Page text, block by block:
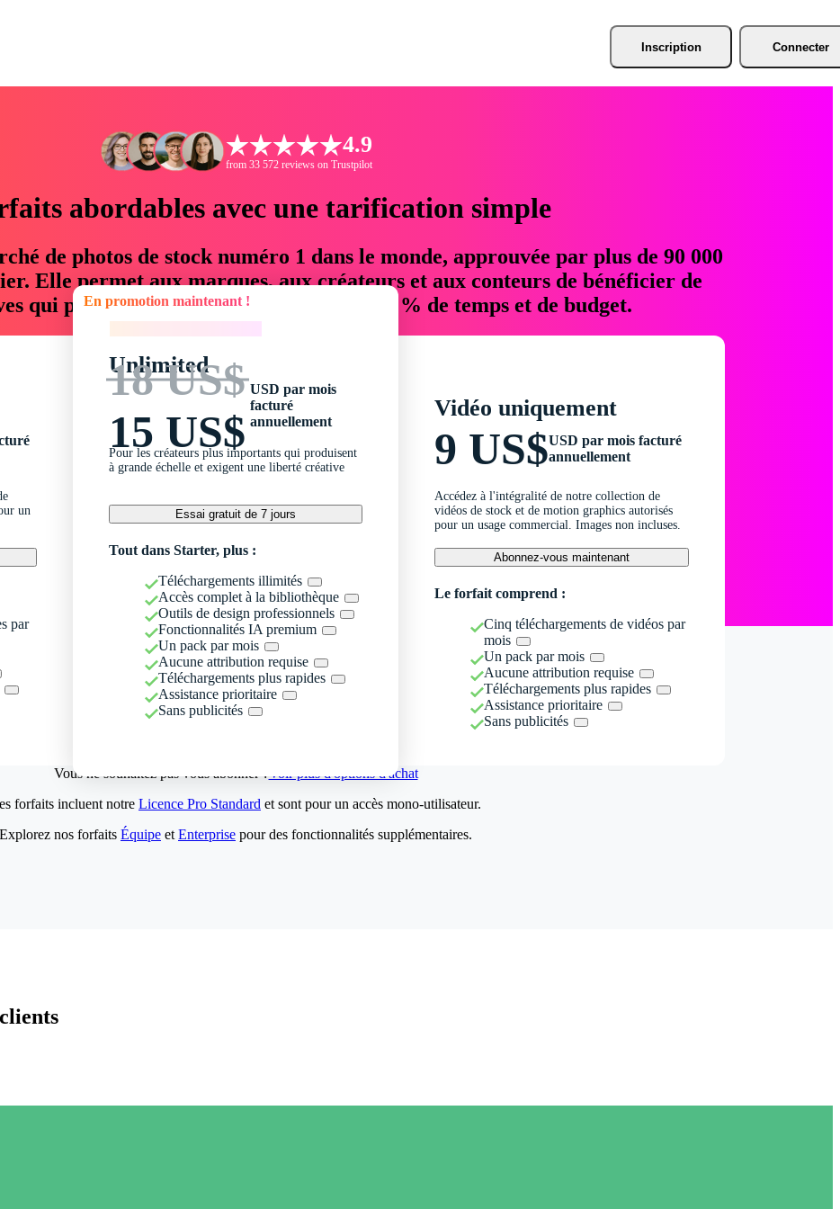
Inscription Connecter
4.9
from 33 572 reviews on Trustpilot
abordables avec une tarification simple
de photos de stock numéro 1 dans le monde, approuvée par plus de 90 000
Elle permet aux marques, aux créateurs et aux conteurs de bénéficier de
qui permettent d'économiser jusqu'à 76 % de temps et de budget.
un
par
En promotion maintenant !
Unlimited
18 US$
15 US$
USD par mois
facturé
annuellement
Pour les créateurs plus importants qui produisent
à grande échelle et exigent une liberté créative
Essai gratuit de 7 jours
Tout dans Starter, plus :
Téléchargements illimités
Accès complet à la bibliothèque
Outils de design professionnels
Fonctionnalités IA premium
Un pack par mois
Aucune attribution requise
Téléchargements plus rapides
Assistance prioritaire
Sans publicités
Vidéo uniquement
9 US$USD par mois facturé
annuellement
Accédez à l'intégralité de notre collection de
vidéos de stock et de motion graphics autorisés
pour un usage commercial. Images non incluses.
Abonnez-vous maintenant
Le forfait comprend :
Cinq téléchargements de vidéos par
mois
Un pack par mois
Aucune attribution requise
Téléchargements plus rapides
Assistance prioritaire
Sans publicités
Vous ne souhaitez pas vous abonner ?Voir plus d'options d'achat
forfaits incluent notre Licence Pro Standard et sont pour un accès mono-utilisateur.
Explorez nos forfaits Équipe et Enterprise pour des fonctionnalités supplémentaires.